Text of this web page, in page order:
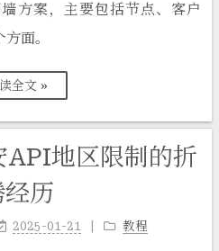
方案，主要包括节点、客户
面。
全文 »
API地区限制的折
经历
2025-01-21 教程